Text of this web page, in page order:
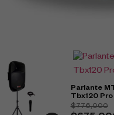
Parlante
Tbx120
$776,000